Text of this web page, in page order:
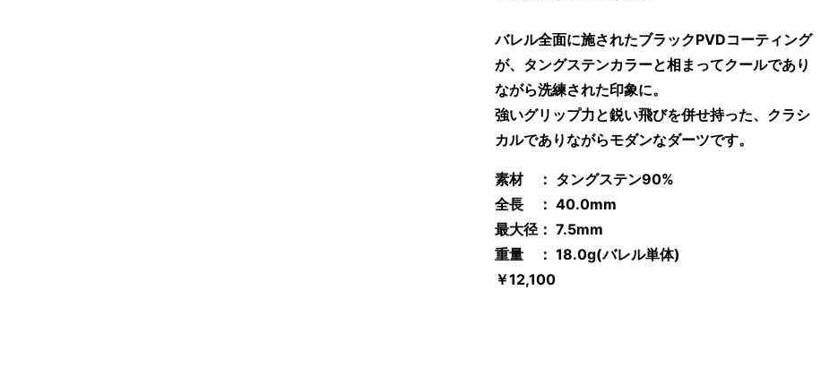
バレル全面に施されたブラックPVDコーティング
が、タングステンカラーと相まってクールであり
ながら洗練された印象に。
強いグリップ力と鋭い飛びを併せ持った、クラシ
カルでありながらモダンなダーツです。
素材 ： タングステン90%
全長 ： 40.0mm
最大径： 7.5mm
重量 ： 18.0g(バレル単体)
￥12,100